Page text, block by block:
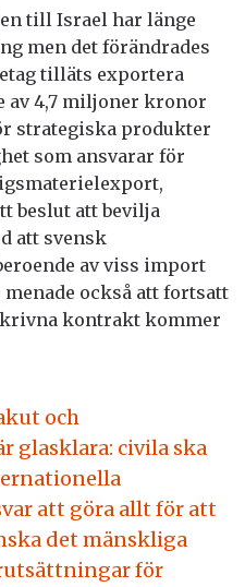
till Israel har länge
men det förändrades
tilläts exportera
4,7 miljoner kronor
strategiska produkter
som ansvarar för
beslut att bevilja
att svensk
av viss import
också att fortsatt
kontrakt kommer
och
glasklara: civila ska
att göra allt för att
det mänskliga
för